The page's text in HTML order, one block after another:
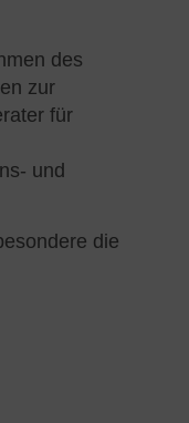
des
zur
für
und
die